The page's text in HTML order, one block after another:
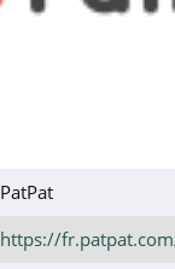
PatPat
https://